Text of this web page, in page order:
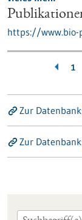
https://
1
Zur
Zur